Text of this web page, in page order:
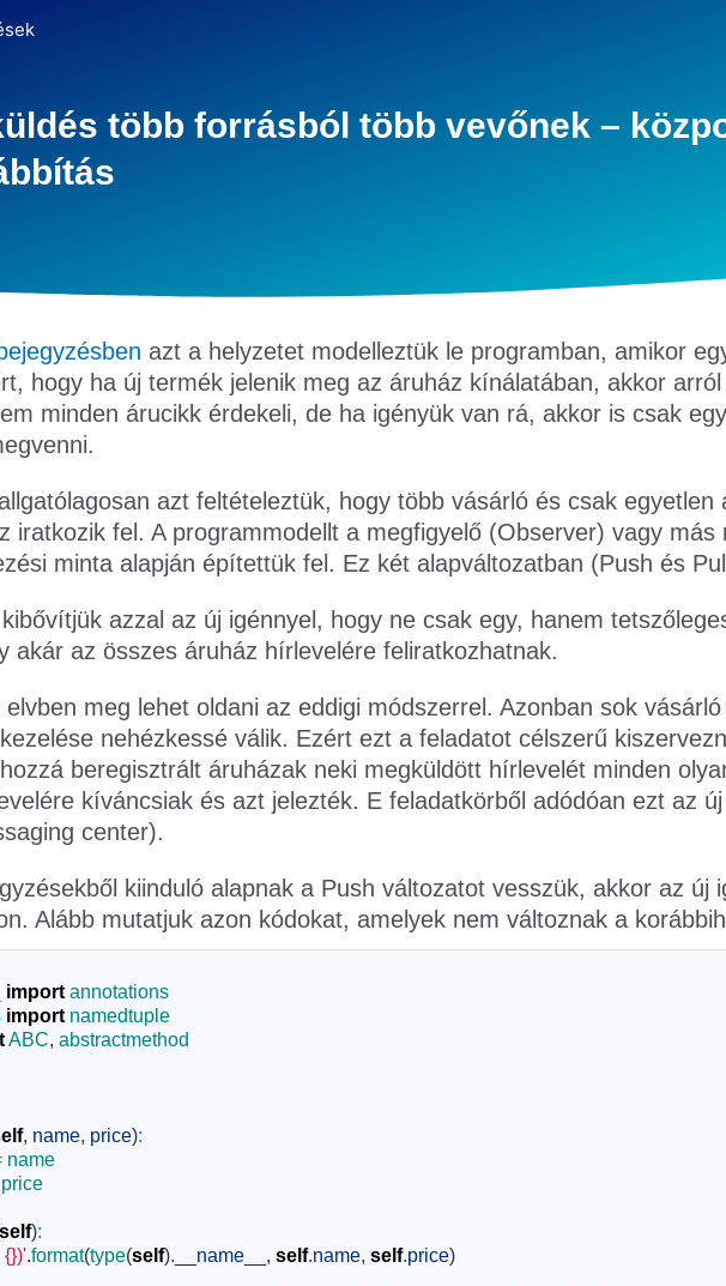
több forrásból több vevőnek –
azt a helyzetet modelleztük le programban, amikor
hogy ha új termék jelenik meg az áruház kínálatában, akkor
minden árucikk érdekeli, de ha igényük van rá, akkor is csak
azt feltételeztük, hogy több vásárló és csak
iratkozik fel. A programmodellt a megfigyelő (Observer) vagy
minta alapján építettük fel. Ez két alapváltozatban (Push és
azzal az új igénnyel, hogy ne csak egy, hanem
akár az összes áruház hírlevelére feliratkozhatnak.
meg lehet oldani az eddigi módszerrel. Azonban sok
nehézkessé válik. Ezért ezt a feladatot célszerű
beregisztrált áruházak neki megküldött hírlevelét minden
kíváncsiak és azt jelezték. E feladatkörből adódóan ezt az
center).
kiinduló alapnak a Push változatot vesszük, akkor az új
Alább mutatjuk azon kódokat, amelyek nem változnak a
import annotations
import namedtuple
ABC, abstractmethod
, name, price):
name
price
self):
{})'.format(type(self). __name__ , self.name, self.price)